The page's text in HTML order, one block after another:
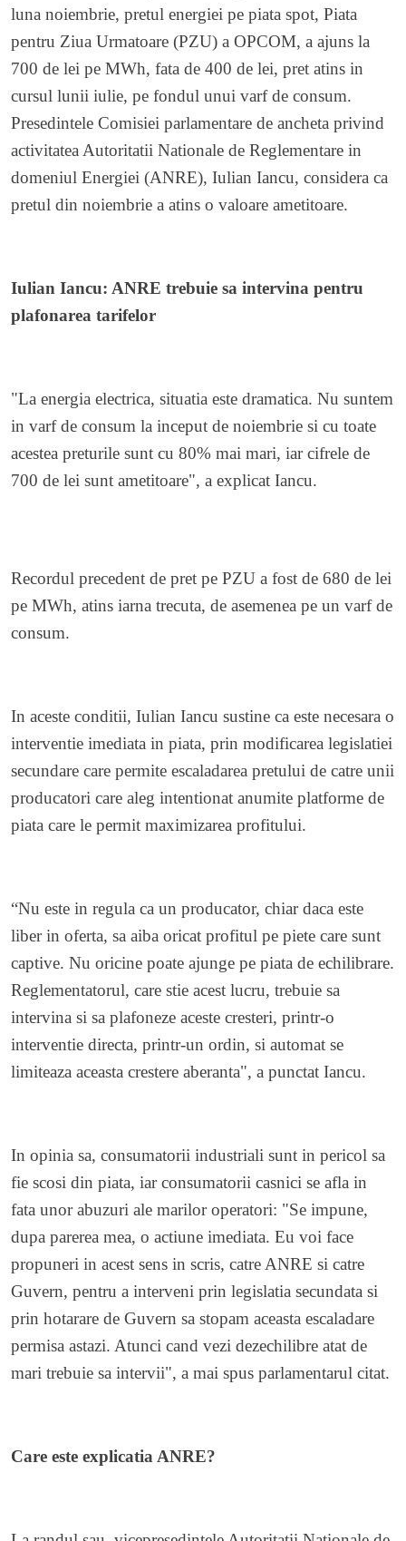
luna noiembrie, pretul energiei pe piata spot, Piata
pentru Ziua Urmatoare (PZU) a OPCOM, a ajuns la
700 de lei pe MWh, fata de 400 de lei, pret atins in
cursul lunii iulie, pe fondul unui varf de consum.
Presedintele Comisiei parlamentare de ancheta privind
activitatea Autoritatii Nationale de Reglementare in
domeniul Energiei (ANRE), Iulian Iancu, considera ca
pretul din noiembrie a atins o valoare ametitoare.
Iulian Iancu: ANRE trebuie sa intervina pentru
plafonarea tarifelor
"La energia electrica, situatia este dramatica. Nu suntem
in varf de consum la inceput de noiembrie si cu toate
acestea preturile sunt cu 80% mai mari, iar cifrele de
700 de lei sunt ametitoare", a explicat Iancu.
Recordul precedent de pret pe PZU a fost de 680 de lei
pe MWh, atins iarna trecuta, de asemenea pe un varf de
consum.
In aceste conditii, Iulian Iancu sustine ca este necesara o
interventie imediata in piata, prin modificarea legislatiei
secundare care permite escaladarea pretului de catre unii
producatori care aleg intentionat anumite platforme de
piata care le permit maximizarea profitului.
“Nu este in regula ca un producator, chiar daca este
liber in oferta, sa aiba oricat profitul pe piete care sunt
captive. Nu oricine poate ajunge pe piata de echilibrare.
Reglementatorul, care stie acest lucru, trebuie sa
intervina si sa plafoneze aceste cresteri, printr-o
interventie directa, printr-un ordin, si automat se
limiteaza aceasta crestere aberanta", a punctat Iancu.
In opinia sa, consumatorii industriali sunt in pericol sa
fie scosi din piata, iar consumatorii casnici se afla in
fata unor abuzuri ale marilor operatori: "Se impune,
dupa parerea mea, o actiune imediata. Eu voi face
propuneri in acest sens in scris, catre ANRE si catre
Guvern, pentru a interveni prin legislatia secundata si
prin hotarare de Guvern sa stopam aceasta escaladare
permisa astazi. Atunci cand vezi dezechilibre atat de
mari trebuie sa intervii", a mai spus parlamentarul citat.
Care este explicatia ANRE?